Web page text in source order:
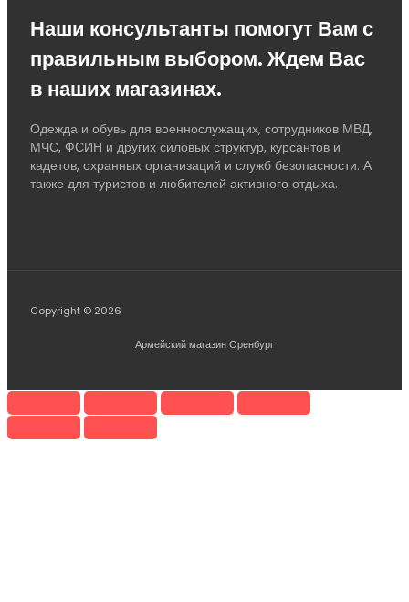
Наши консультанты помогут Вам с
правильным выбором. Ждем Вас
в наших магазинах.
Одежда и обувь для военнослужащих, сотрудников МВД,
МЧС, ФСИН и других силовых структур, курсантов и
кадетов, охранных организаций и служб безопасности. А
также для туристов и любителей активного отдыха.
Copyright © 2026
Армейский магазин Оренбург